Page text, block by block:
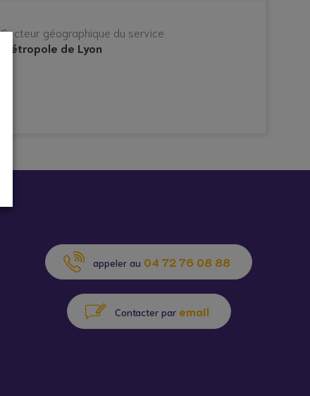
Secteur géographique du service
Métropole de Lyon
appeler au 04 72 76 08 88
Contacter par email